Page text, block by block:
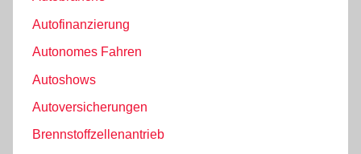
Autofinanzierung
Autonomes Fahren
Autoshows
Autoversicherungen
Brennstoffzellenantrieb